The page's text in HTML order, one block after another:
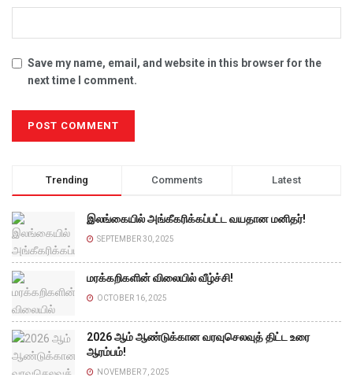
Save my name, email, and website in this browser for the
next time I comment.
Trending Comments Latest
இலங்கையில் அங்கீகரிக்கப்பட்ட வயதான மனிதர்!
SEPTEMBER 30, 2025
மரக்கறிகளின் விலையில் வீழ்ச்சி!
OCTOBER 16, 2025
2026 ஆம் ஆண்டுக்கான வரவுசெலவுத் திட்ட உரை
ஆரம்பம்!
NOVEMBER 7, 2025